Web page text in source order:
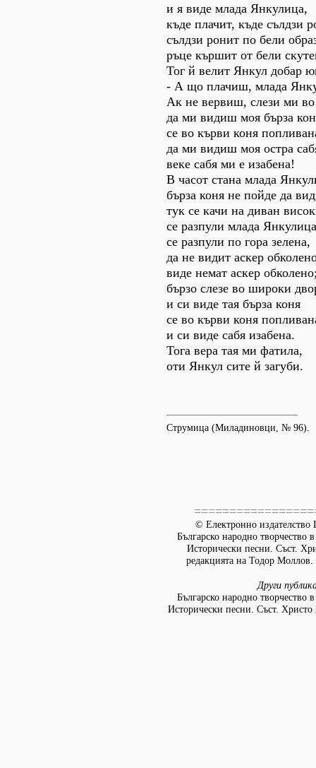
и я виде млада Янкулица,
къде плачит, къде сълдзи
сълдзи ронит по бели
ръце кършит от бели
Тог й велит Янкул добар
- А що плачиш, млада
Ак не вервиш, слези ми во
да ми видиш моя бърза
се во кърви коня
да ми видиш моя остра
веке сабя ми е изабена!
В часот стана млада
бърза коня не пойде да
тук се качи на диван
се разпули млада
се разпули по гора зелена,
да не видит аскер
виде немат аскер
бързо слезе во широки
и си виде тая бърза коня
се во кърви коня
и си виде сабя изабена.
Тога вера тая ми фатила,
оти Янкул сите й загуби.
Струмица (Миладиновци, № 96).
© Електронно издателство
Българско народно творчество
Исторически песни. Съст.
редакцията на Тодор
Други
Българско народно творчество
Исторически песни. Съст.